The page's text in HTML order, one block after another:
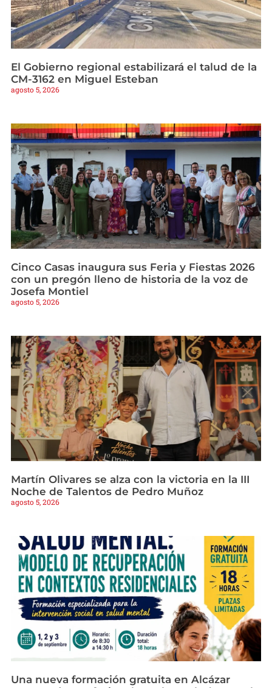
El Gobierno regional estabilizará el talud de la
CM-3162 en Miguel Esteban
agosto 5, 2026
Cinco Casas inaugura sus Feria y Fiestas 2026
con un pregón lleno de historia de la voz de
Josefa Montiel
agosto 5, 2026
Martín Olivares se alza con la victoria en la III
Noche de Talentos de Pedro Muñoz
agosto 5, 2026
Una nueva formación gratuita en Alcázar